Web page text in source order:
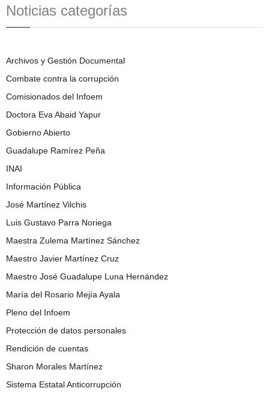
Noticias categorías
Archivos y Gestión Documental
Combate contra la corrupción
Comisionados del Infoem
Doctora Eva Abaid Yapur
Gobierno Abierto
Guadalupe Ramírez Peña
INAI
Información Pública
José Martínez Vilchis
Luis Gustavo Parra Noriega
Maestra Zulema Martínez Sánchez
Maestro Javier Martínez Cruz
Maestro José Guadalupe Luna Hernández
María del Rosario Mejía Ayala
Pleno del Infoem
Protección de datos personales
Rendición de cuentas
Sharon Morales Martínez
Sistema Estatal Anticorrupción